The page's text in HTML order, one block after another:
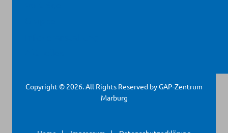
Copyright © 2026. All Rights Reserved by GAP-Zentrum
Marburg